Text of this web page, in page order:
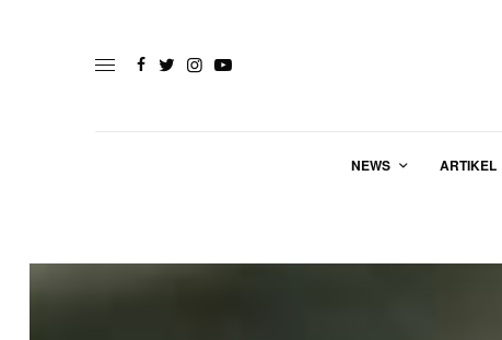
NEWS ARTIKEL